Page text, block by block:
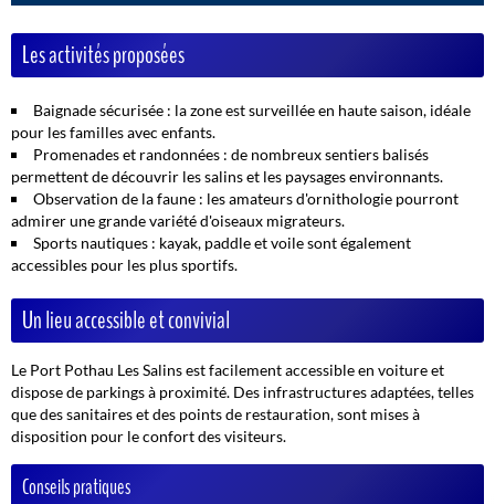
Les activités proposées
Baignade sécurisée : la zone est surveillée en haute saison, idéale
pour les familles avec enfants.
Promenades et randonnées : de nombreux sentiers balisés
permettent de découvrir les salins et les paysages environnants.
Observation de la faune : les amateurs d'ornithologie pourront
admirer une grande variété d'oiseaux migrateurs.
Sports nautiques : kayak, paddle et voile sont également
accessibles pour les plus sportifs.
Un lieu accessible et convivial
Le Port Pothau Les Salins est facilement accessible en voiture et
dispose de parkings à proximité. Des infrastructures adaptées, telles
que des sanitaires et des points de restauration, sont mises à
disposition pour le confort des visiteurs.
Conseils pratiques